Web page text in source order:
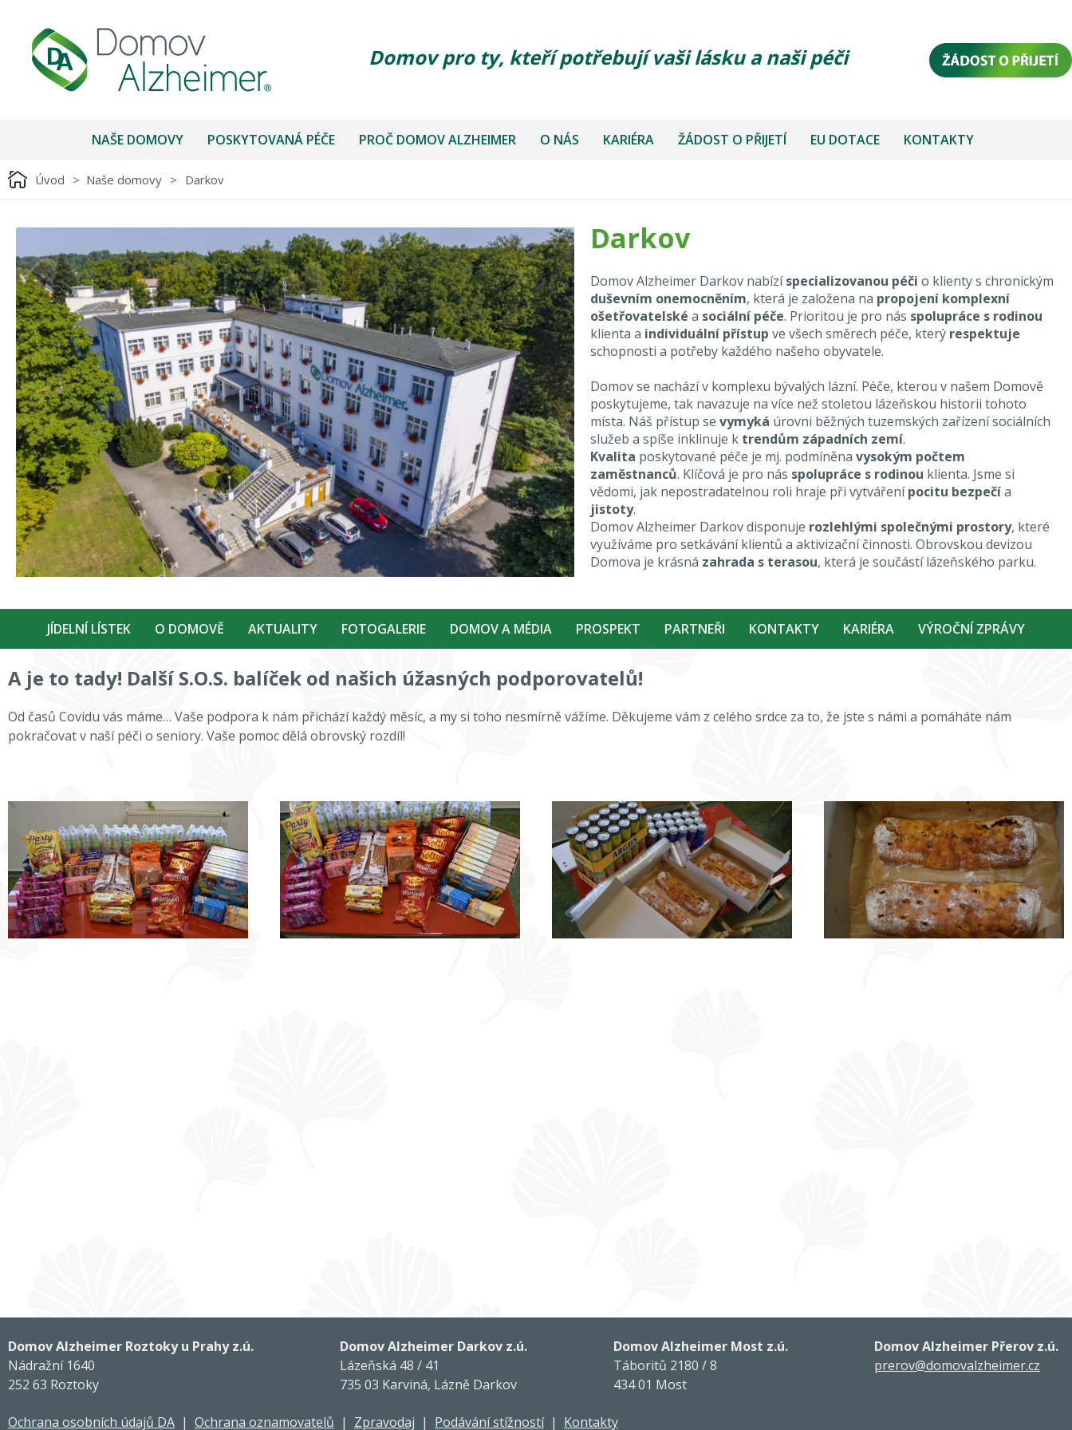
Domov pro ty, kteří potřebují vaši lásku a naši péči
NAŠE DOMOVY POSKYTOVANÁ PÉČE PROČ DOMOV ALZHEIMER O NÁS KARIÉRA ŽÁDOST O PŘIJETÍ EU DOTACE KONTAKTY
Úvod > Naše domovy > Darkov
Darkov
Domov Alzheimer Darkov nabízíspecializovanou péči o klienty s chronickým
duševním onemocněním, která je založena na propojení komplexní
ošetřovatelské a sociální péče. Prioritou je pro nás spolupráce s rodinou
klienta a individuální přístup ve všech směrech péče, který respektuje
schopnosti a potřeby každého našeho obyvatele.
Domov se nachází v komplexu bývalých lázní. Péče, kterou v našem Domově
poskytujeme, tak navazuje na více než stoletou lázeňskou historii tohoto
místa. Náš přístup se vymyká úrovni běžných tuzemských zařízení sociálních
služeb a spíše inklinuje k trendům západních zemí.
Kvalita poskytované péče je mj. podmíněnavysokým počtem
zaměstnanců. Klíčová je pro nás spolupráce s rodinou klienta. Jsme si
vědomi, jak nepostradatelnou roli hraje při vytvářenípocitu bezpečía
jistoty.
Domov Alzheimer Darkov disponuje rozlehlými společnými prostory, které
využíváme pro setkávání klientů a aktivizační činnosti. Obrovskou devizou
Domova je krásná zahrada s terasou, která je součástí lázeňského parku.
JÍDELNÍ LÍSTEK O DOMOVĚ AKTUALITY FOTOGALERIE DOMOV A MÉDIA PROSPEKT PARTNEŘI KONTAKTY KARIÉRA VÝROČNÍ ZPRÁVY
A je to tady! Další S.O.S. balíček od našich úžasných podporovatelů!
Od časů Covidu vás máme… Vaše podpora k nám přichází každý měsíc, a my si toho nesmírně vážíme. Děkujeme vám z celého srdce za to, že jste s námi a pomáháte nám
pokračovat v naší péči o seniory. Vaše pomoc dělá obrovský rozdíl!
Domov Alzheimer Roztoky u Prahy z.ú.
Nádražní 1640
252 63 Roztoky
Domov Alzheimer Darkov z.ú.
Lázeňská 48 / 41
735 03 Karviná, Lázně Darkov
Domov Alzheimer Most z.ú.
Táboritů 2180 / 8
434 01 Most
Domov Alzheimer Přerov z.ú.
prerov@domovalzheimer.cz
Ochrana osobních údajů DA | Ochrana oznamovatelů | Zpravodaj | Podávání stížností| Kontakty